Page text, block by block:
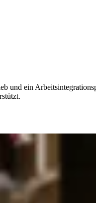
und ein